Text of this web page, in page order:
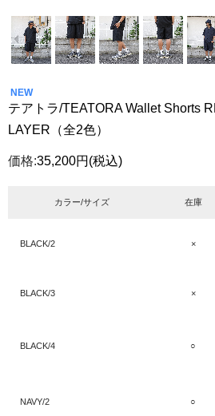
NEW
テアトラ/TEATORA Wallet Shorts
LAYER（全2色）
価格:35,200円 (税込)
カラー/サイズ 在庫
BLACK/2 ×
BLACK/3 ×
BLACK/4 ○
NAVY/2 ○